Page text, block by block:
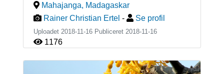
Mahajanga, Madagaskar
Rainer Christian Ertel - Se profil
Uploadet 2018-11-16 Publiceret 2018-11-16
1176